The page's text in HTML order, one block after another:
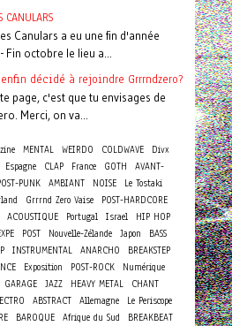
CANULARS
Canulars a eu une fin d'année
octobre le lieu a...
décidé à rejoindre Grrrndzero?
page, c'est que tu envisages de
Merci, on va...
MENTAL WEIRDO COLDWAVE
Divx
Espagne CLAP France GOTH
AVANT-
PUNK AMBIANT NOISE
Le Tostaki
Grrrnd Zero Vaise
POST-HARDCORE
ACOUSTIQUE Portugal Israel
HIP HOP
POST Nouvelle-Zélande Japon
BASS
INSTRUMENTAL ANARCHO
BREAKSTEP
Exposition POST-ROCK
Numérique
GARAGE JAZZ HEAVY METAL
CHANT
ABSTRACT Allemagne
Le Periscope
BAROQUE Afrique du Sud
BREAKBEAT